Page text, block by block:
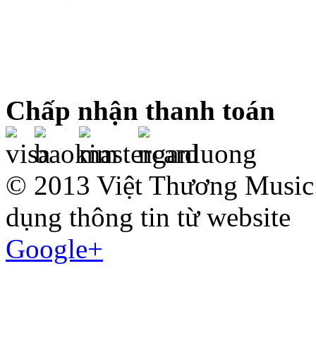
Chấp nhận thanh toán
© 2013 Việt Thương
dụng thông tin từ website
Google+